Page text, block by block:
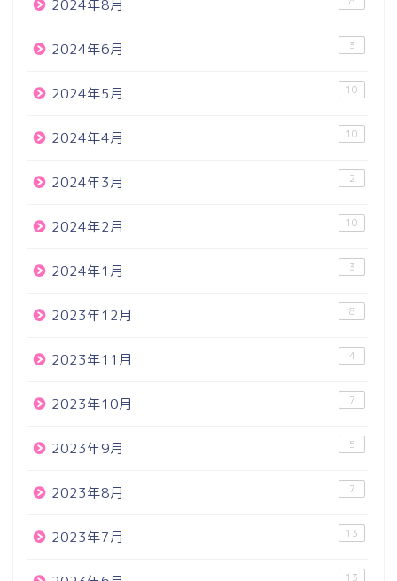
2024年8月
2024年6月 3
2024年5月 10
2024年4月 10
2024年3月 2
2024年2月 10
2024年1月 3
2023年12月 8
2023年11月 4
2023年10月 7
2023年9月 5
2023年8月 7
2023年7月 13
13